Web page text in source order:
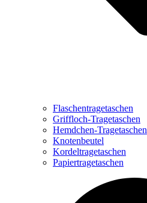
Flaschentragetaschen
Griffloch-Tragetaschen
Hemdchen-Tragetaschen
Knotenbeutel
Kordeltragetaschen
Papiertragetaschen